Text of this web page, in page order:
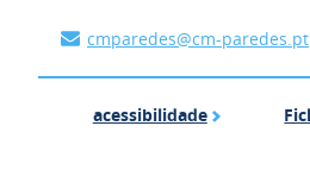
cmparedes@cm-paredes.pt
acessibilidade
acessibilidade